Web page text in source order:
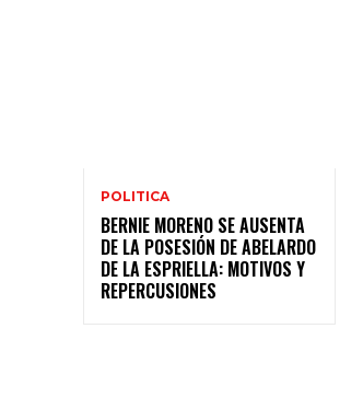
POLITICA
BERNIE MORENO SE AUSENTA
DE LA POSESIÓN DE ABELARDO
DE LA ESPRIELLA: MOTIVOS Y
REPERCUSIONES